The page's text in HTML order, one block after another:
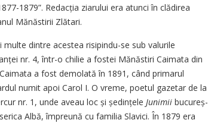
1879”. Redacția ziarului era atunci în clădirea
Mă­năstirii Zlătari.
dintre acestea risipindu-se sub valurile
nr. 4, într-o chilie a fostei Mănăstiri Caimata din
a fost demolată în 1891, când primarul
numit apoi Carol I. O vreme, poetul gazetar de la
nr. 1, unde aveau loc și ședințele Junimii bucu­reș­
Albă, împreună cu familia Slavici. În 1879 era